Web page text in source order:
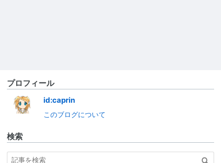
プロフィール
id:caprin
このブログについて
検索